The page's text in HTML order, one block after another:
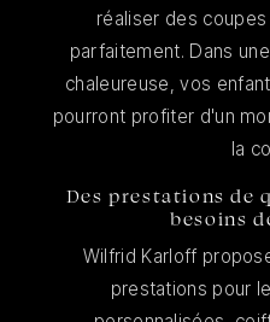
réaliser des
parfaitement. Dans
chaleureuse, vos
pourront profiter d'un
la
Des prestations de
besoins
Wilfrid Karloff
prestations pour